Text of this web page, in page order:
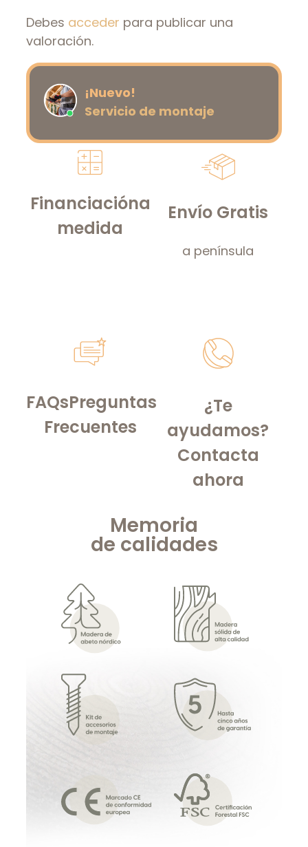
Debes acceder para publicar una
valoración.
¡Nuevo!
Servicio de montaje
Financiacióna
medida
Envío Gratis
a península
FAQsPreguntas
Frecuentes
¿Te
ayudamos?
Contacta
ahora
Memoria
de calidades